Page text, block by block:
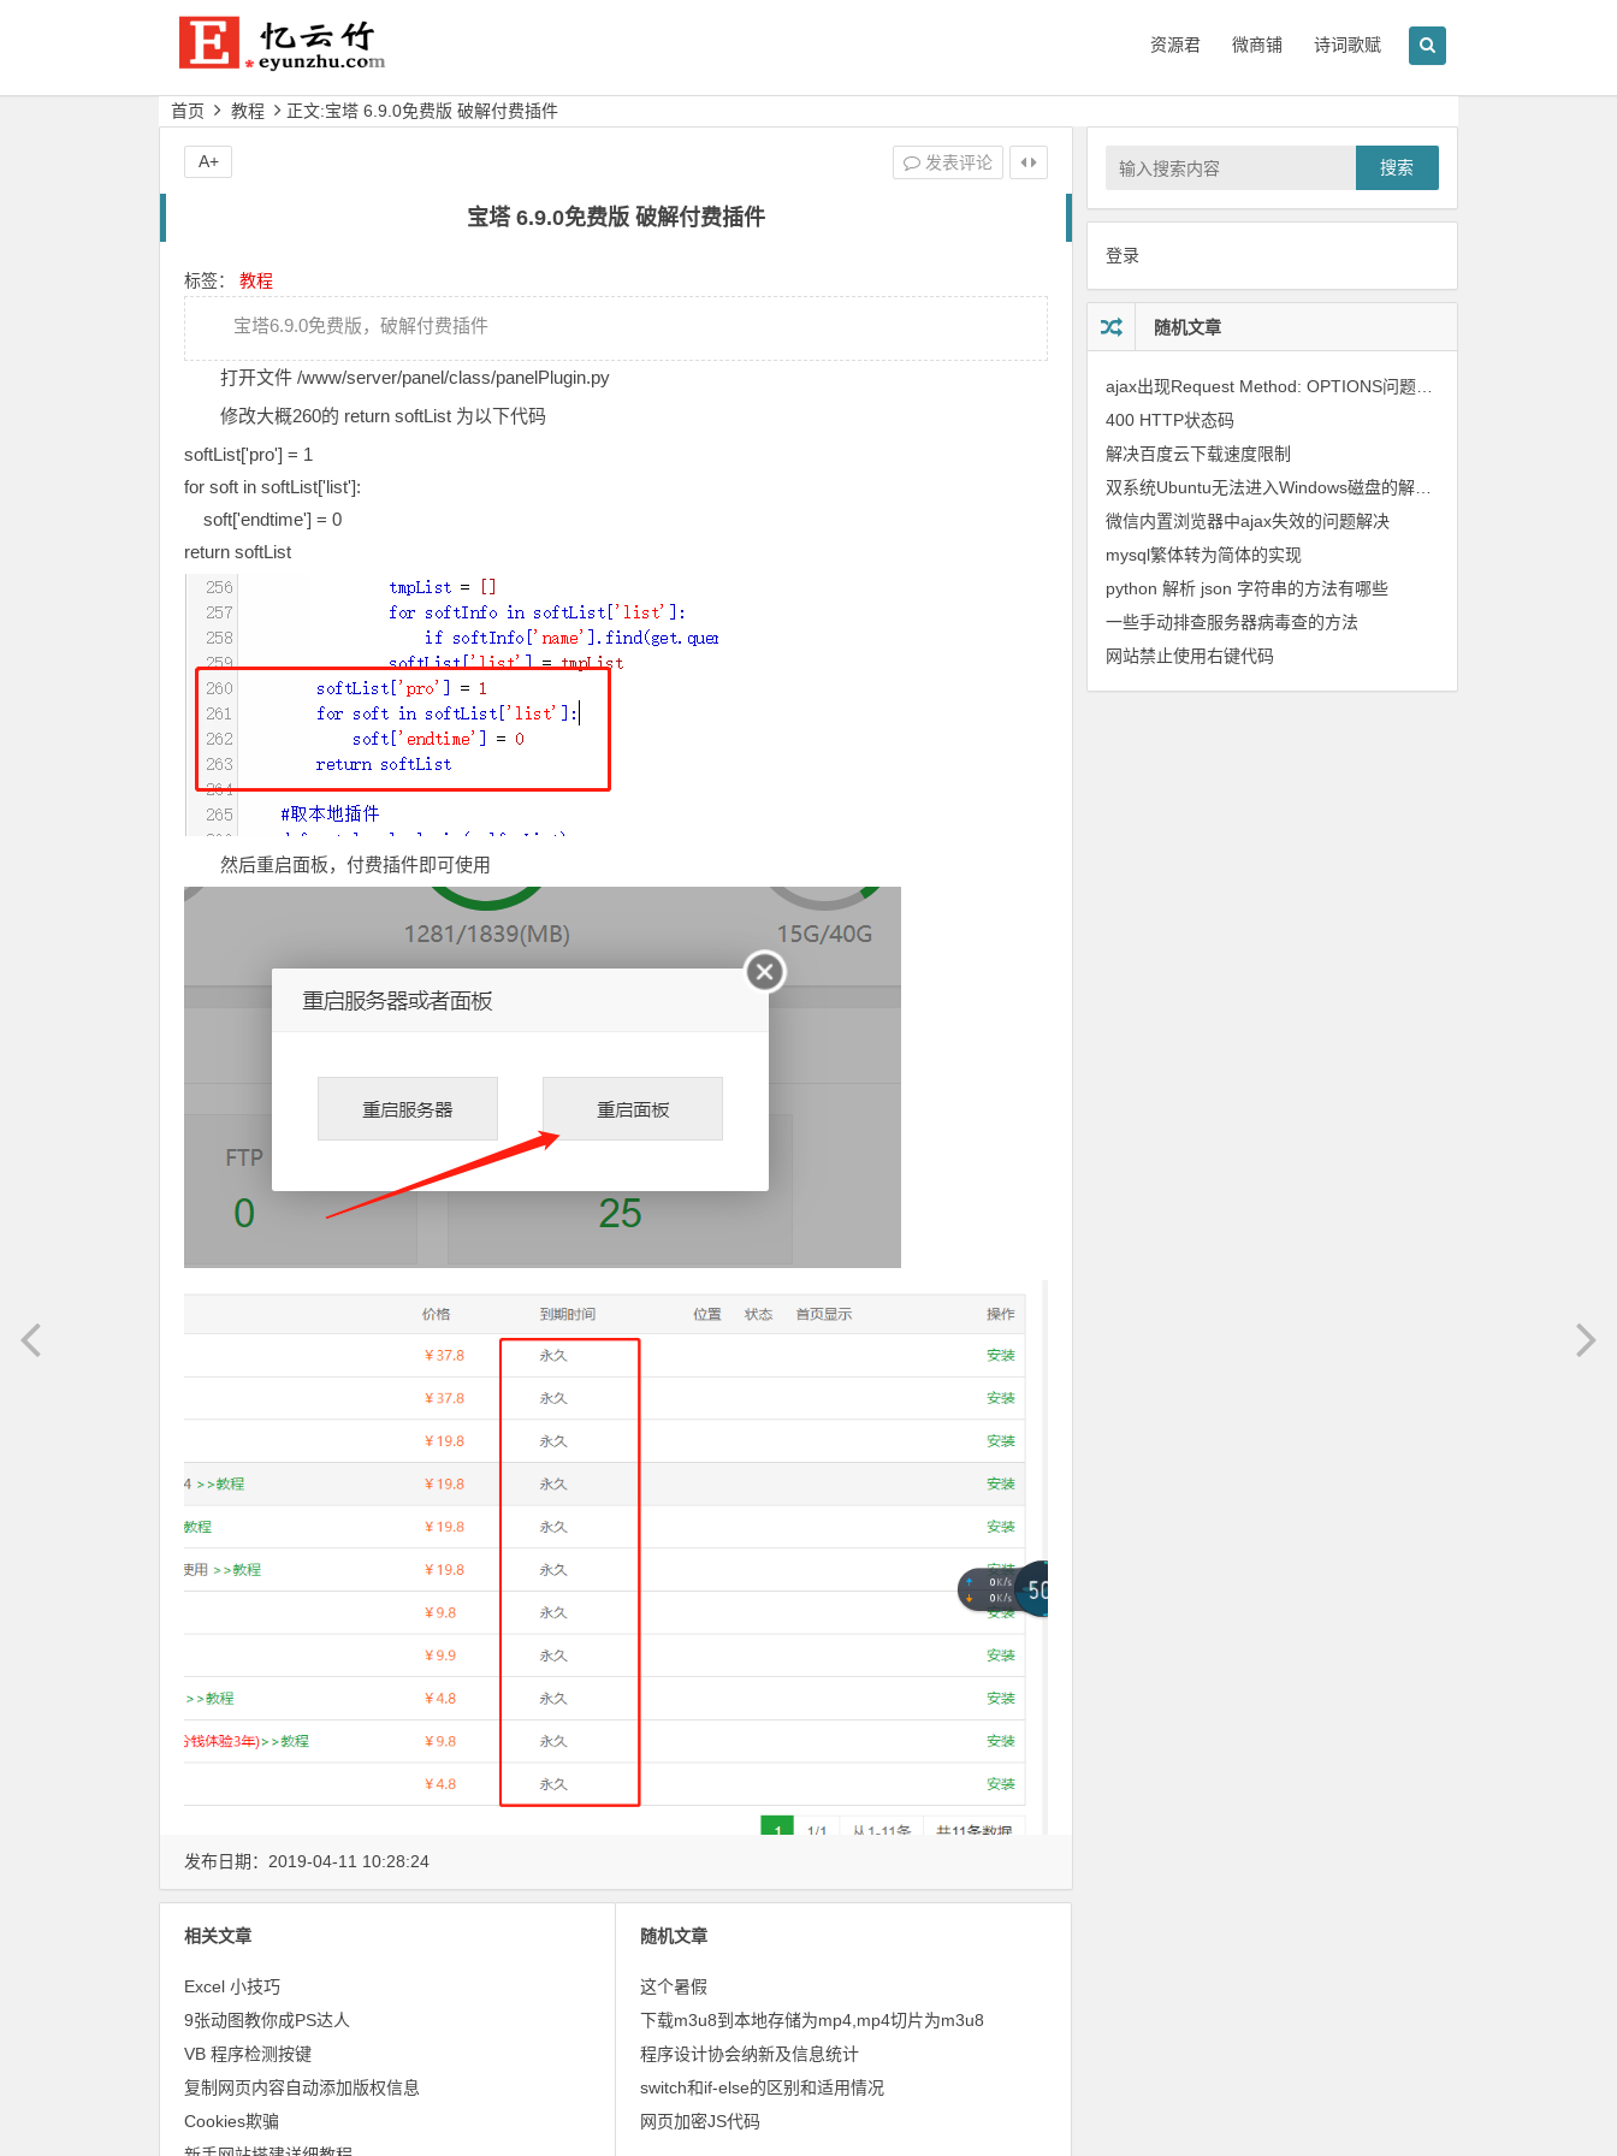
资源君 微商铺 诗词歌赋
首页 教程 正文:宝塔 6.9.0免费版 破解付费插件
宝塔 6.9.0免费版 破解付费插件
标签： 教程
宝塔6.9.0免费版，破解付费插件
打开文件 /www/server/panel/class/panelPlugin.py
修改大概260的 return softList 为以下代码
softList['pro'] = 1
for soft in softList['list']:
    soft['endtime'] = 0
return softList
然后重启面板，付费插件即可使用
发表评论
A+
发布日期：2019-04-11 10:28:24
相关文章
Excel 小技巧
9张动图教你成PS达人
VB 程序检测按键
复制网页内容自动添加版权信息
Cookies欺骗
随机文章
这个暑假
下载m3u8到本地存储为mp4,mp4切片为m3u8
程序设计协会纳新及信息统计
switch和if-else的区别和适用情况
网页加密JS代码
搜索
登录
随机文章
400 HTTP状态码
解决百度云下载速度限制
微信内置浏览器中ajax失效的问题解决
mysql繁体转为简体的实现
python 解析 json 字符串的方法有哪些
一些手动排查服务器病毒查的方法
网站禁止使用右键代码